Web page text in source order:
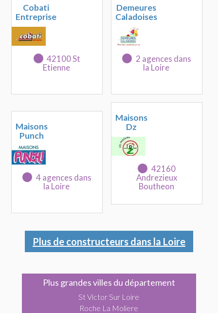
Cobati
Entreprise
42100 St
Etienne
Demeures
Caladoises
2 agences dans
la Loire
Maisons
Punch
4 agences dans
la Loire
Maisons
Dz
42160
Andrezieux
Boutheon
Plus de constructeurs dans la Loire
Plus grandes villes du département
St Victor Sur Loire
Roche La Moliere